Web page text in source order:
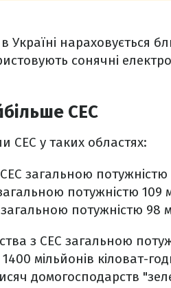
Україні нараховується
сонячні
СЕС
СЕС у таких областях:
загальною потужністю
потужністю 109
потужністю 98
з СЕС загальною
мільйонів кіловат-
домогосподарств